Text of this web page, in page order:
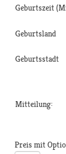
Geburtszeit
Geburtsland
Geburtsstadt
Mitteilung:
Preis mit